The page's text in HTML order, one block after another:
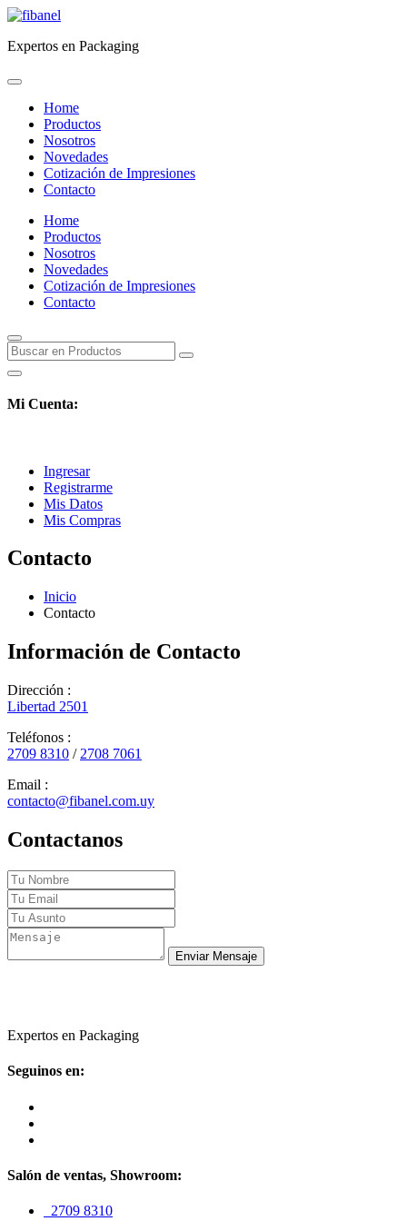
Expertos en Packaging
Home
Productos
Nosotros
Novedades
Cotización de Impresiones
Contacto
Home
Productos
Nosotros
Novedades
Cotización de Impresiones
Contacto
Mi Cuenta:
Ingresar
Registrarme
Mis Datos
Mis Compras
Contacto
Inicio
Contacto
Información de Contacto
Dirección :
Libertad 2501
Teléfonos :
2709 8310 / 2708 7061
Email :
contacto@fibanel.com.uy
Contactanos
Enviar Mensaje
Expertos en Packaging
Seguinos en:
Salón de ventas, Showroom:
2709 8310